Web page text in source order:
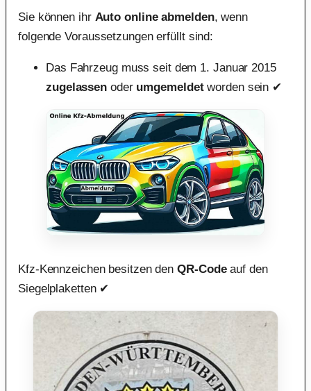
Sie können ihr Auto online abmelden, wenn
folgende Voraussetzungen erfüllt sind:
Das Fahrzeug muss seit dem 1. Januar 2015
zugelassen oder umgemeldetworden sein ✔︎
Kfz-Kennzeichen besitzen denQR-Codeauf den
Siegelplaketten ✔︎